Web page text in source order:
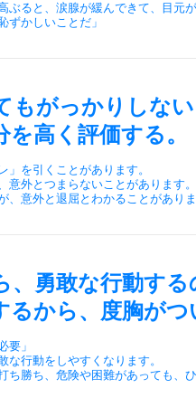
ぶると、涙腺が緩んできて、目元
ずかしいことだ」
もがっかりしない
高く評価する。
」を引くことがあります。
意外とつまらないことがあります。
、意外と退屈とわかることがありま
、勇敢な行動する
るから、度胸がつ
要」
な行動をしやすくなります。
ち勝ち、危険や困難があっても、